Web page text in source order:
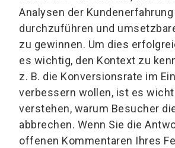
Analysen der Kundenerfahrung
durchzuführen und
zu gewinnen. Um dies
es wichtig, den Kontext zu
z. B. die Konversionsrate im
verbessern wollen, ist es
verstehen, warum Besucher
abbrechen. Wenn Sie die
offenen Kommentaren Ihres